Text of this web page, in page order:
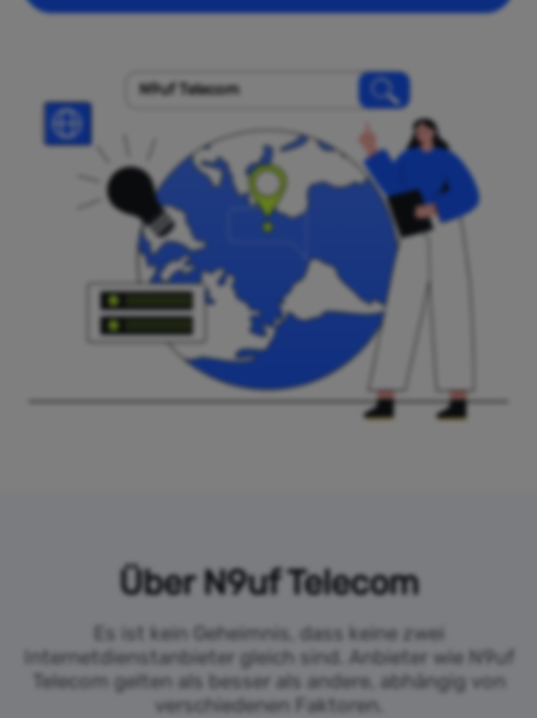
N9uf Telecom
Über N9uf Telecom
Es ist kein Geheimnis, dass keine zwei
Internetdienstanbieter gleich sind. Anbieter wie N9uf
Telecom gelten als besser als andere, abhängig von
verschiedenen Faktoren.